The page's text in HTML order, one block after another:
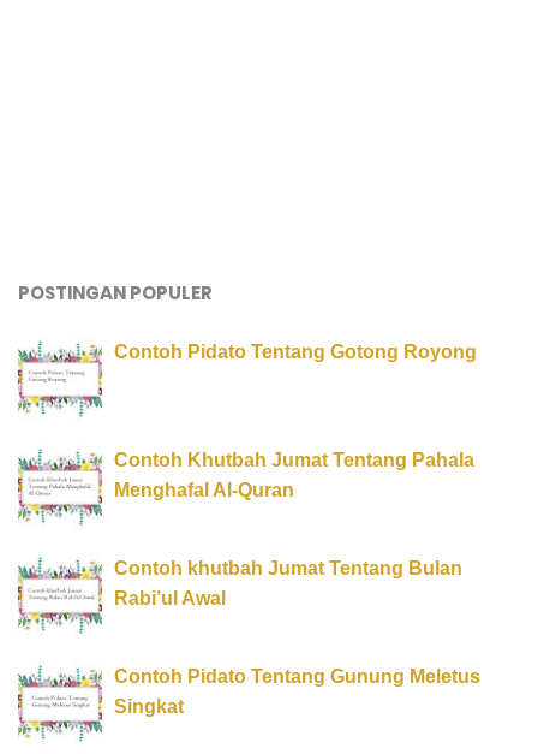
POSTINGAN POPULER
Contoh Pidato Tentang Gotong Royong
Contoh Khutbah Jumat Tentang Pahala
Menghafal Al-Quran
Contoh khutbah Jumat Tentang Bulan
Rabi’ul Awal
Contoh Pidato Tentang Gunung Meletus
Singkat